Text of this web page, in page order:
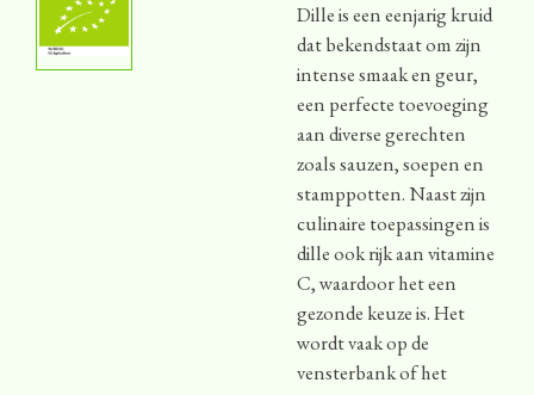
Dille is een eenjarig kruid
dat bekendstaat om zijn
intense smaak en geur,
een perfecte toevoeging
aan diverse gerechten
zoals sauzen, soepen en
stamppotten. Naast zijn
culinaire toepassingen is
dille ook rijk aan vitamine
C, waardoor het een
gezonde keuze is. Het
wordt vaak op de
vensterbank of het